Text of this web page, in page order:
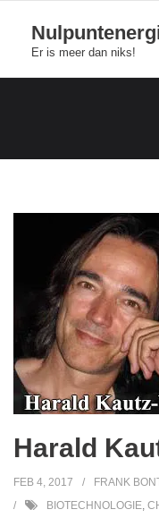
content
Er is meer dan niks!
Harald
FEB 4, 2017 FRANK
BIOTECHNOLOGIE,